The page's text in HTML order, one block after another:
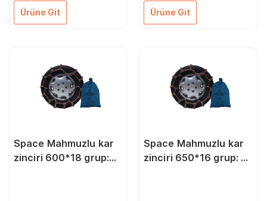
Ürüne Git Ürüne Git
Space Mahmuzlu kar
zinciri 600*18 grup:
Space Mahmuzlu kar
zinciri 650*16 grup: 74